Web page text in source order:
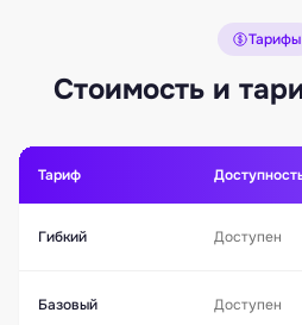
Тарифы
Стоимость и
Тариф
Гибкий Доступен
Базовый Доступен